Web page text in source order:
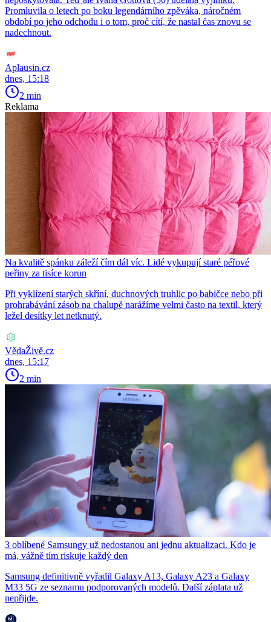
Promluvila o letech po boku legendárního zpěváka, náročném
období po jeho odchodu i o tom, proč cítí, že nastal čas znovu se
nadechnout.
Aplausin.cz
dnes, 15:18
2 min
Reklama
Na kvalitě spánku záleží čím dál víc. Lidé vykupují staré péřové
peřiny za tisíce korun
Při vyklízení starých skříní, duchnových truhlic po babičce nebo při
prohrabávání zásob na chalupě narážíme velmi často na textil, který
ležel desítky let netknutý.
VědaŽivě.cz
dnes, 15:17
2 min
3 oblíbené Samsungy už nedostanou ani jednu aktualizaci. Kdo je
má, vážně tím riskuje každý den
Samsung definitivně vyřadil Galaxy A13, Galaxy A23 a Galaxy
M33 5G ze seznamu podporovaných modelů. Další záplata už
nepřijde.